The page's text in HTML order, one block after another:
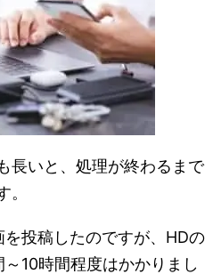
長いと、処理が終わるまで
投稿したのですが、HDの
10時間程度はかかりまし